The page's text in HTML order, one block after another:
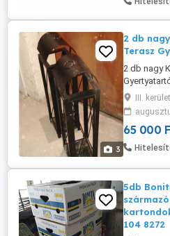
tömör fa, ...
3
2 db
Terasz
2 db nagy
átvétel:
irányára
III.
65 000
5db
104 8272